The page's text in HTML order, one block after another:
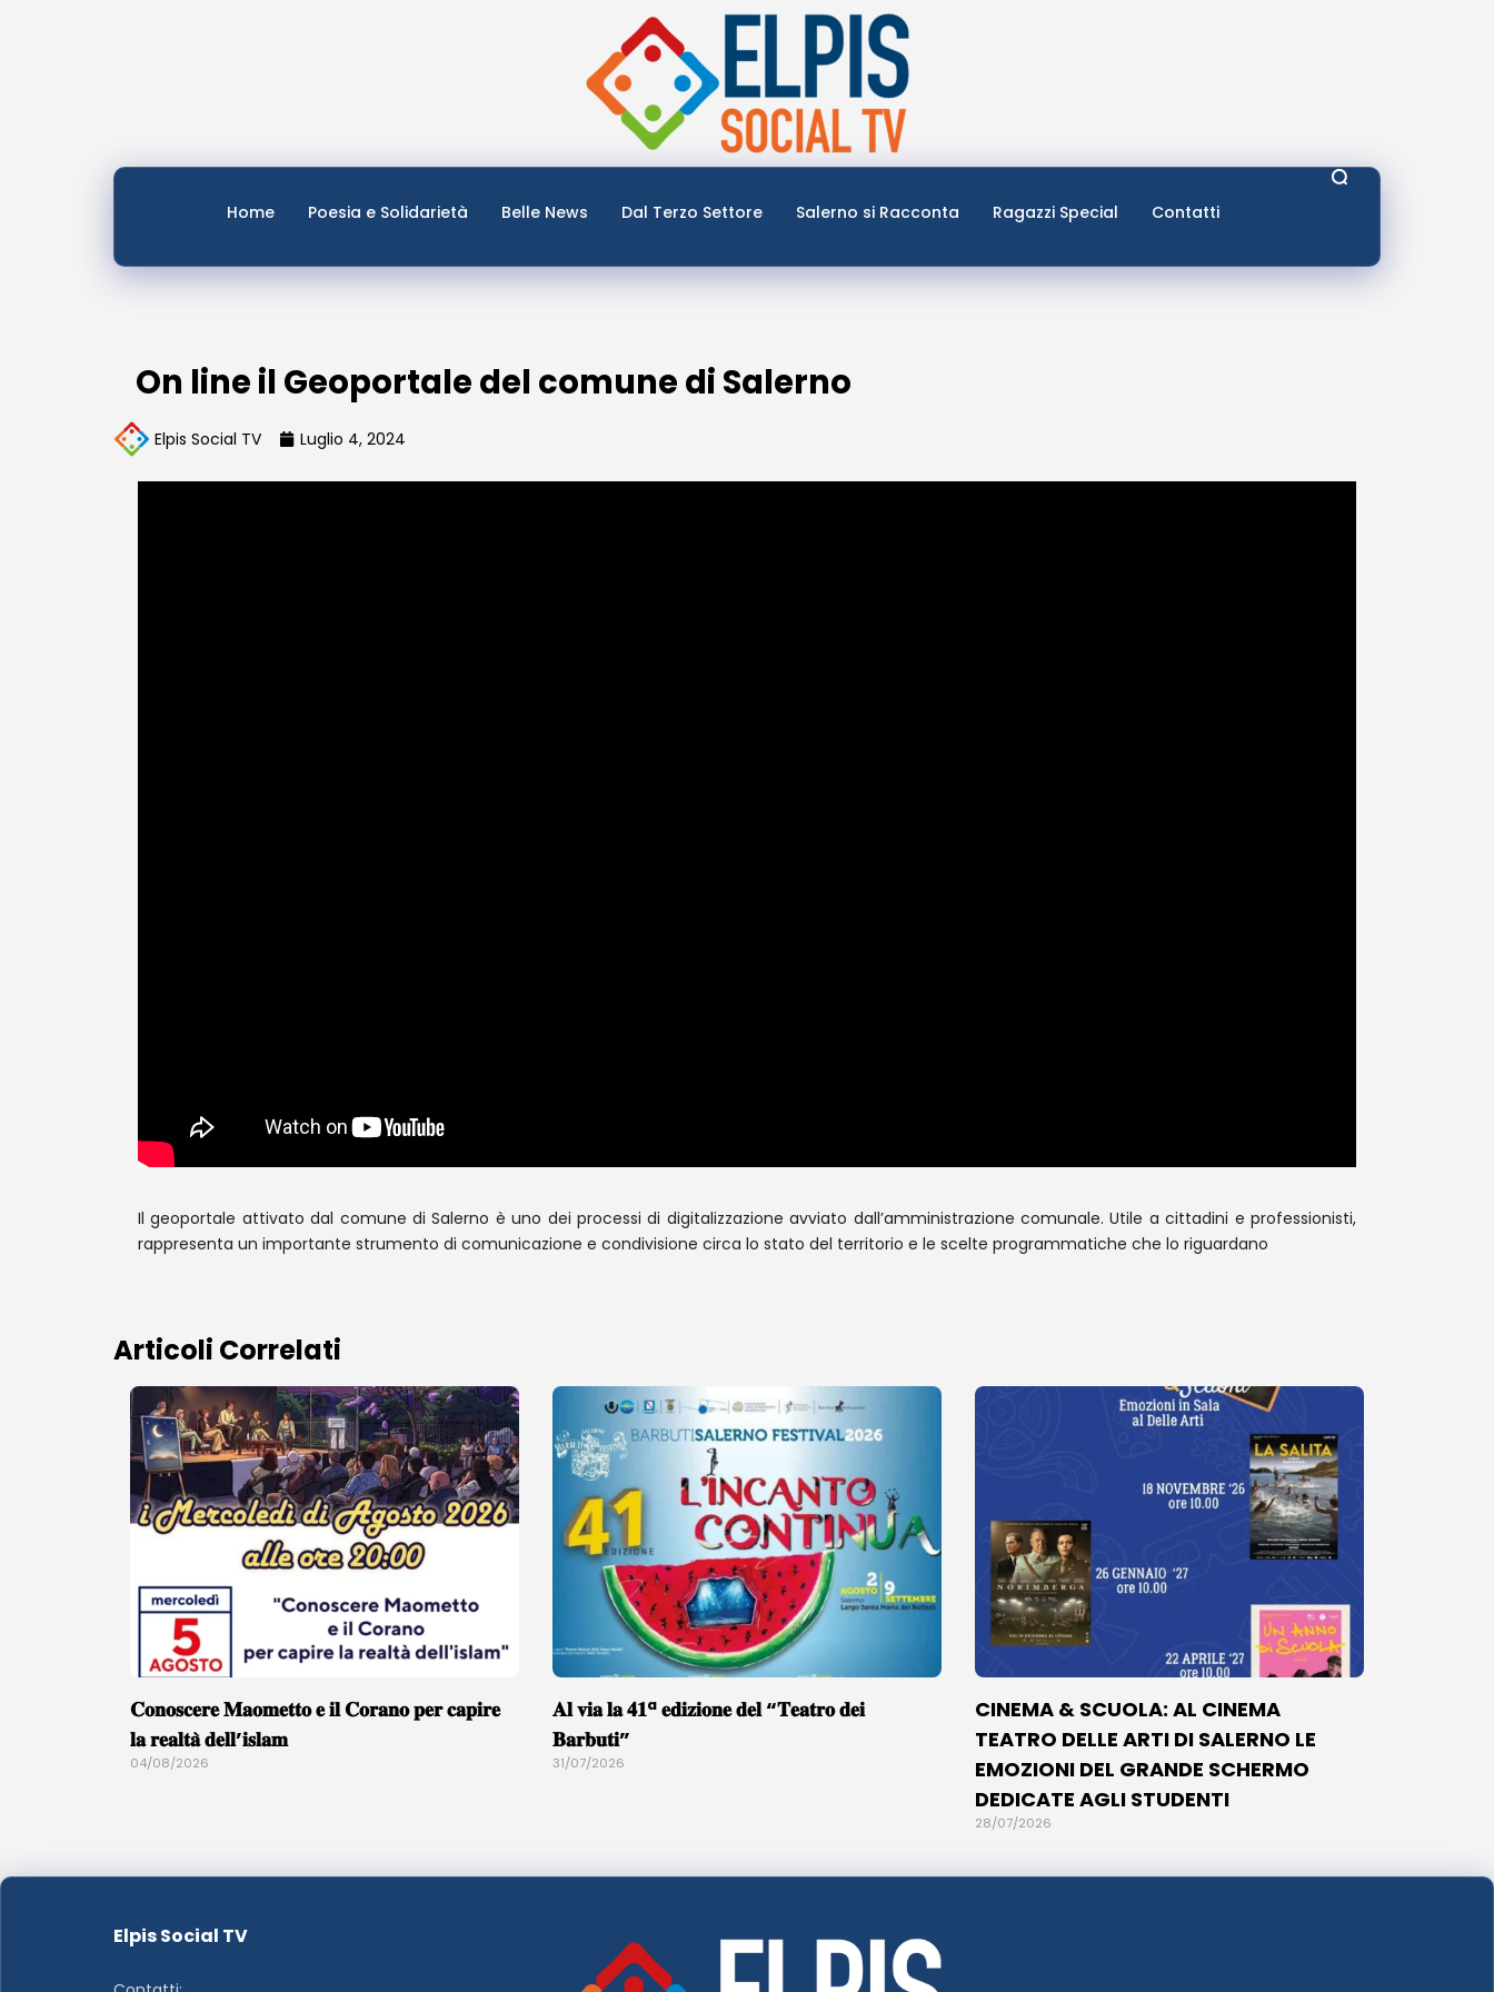
Home Poesia e Solidarietà Belle News Dal Terzo Settore Salerno si Racconta Ragazzi Special Contatti
On line il Geoportale del comune di Salerno
Elpis Social TV Luglio 4, 2024
Il geoportale attivato dal comune di Salerno è uno dei processi di digitalizzazione avviato dall’amministrazione comunale. Utile a cittadini e professionisti,
rappresenta un importante strumento di comunicazione e condivisione circa lo stato del territorio e le scelte programmatiche che lo riguardano
Articoli Correlati
𝐂𝐨𝐧𝐨𝐬𝐜𝐞𝐫𝐞 𝐌𝐚𝐨𝐦𝐞𝐭𝐭𝐨 𝐞 𝐢𝐥 𝐂𝐨𝐫𝐚𝐧𝐨 𝐩𝐞𝐫 𝐜𝐚𝐩𝐢𝐫𝐞
𝐥𝐚 𝐫𝐞𝐚𝐥𝐭𝐚̀ 𝐝𝐞𝐥𝐥’𝐢𝐬𝐥𝐚𝐦
04/08/2026
𝐀𝐥 𝐯𝐢𝐚 𝐥𝐚 𝟒𝟏ª 𝐞𝐝𝐢𝐳𝐢𝐨𝐧𝐞 𝐝𝐞𝐥 “𝐓𝐞𝐚𝐭𝐫𝐨 𝐝𝐞𝐢
𝐁𝐚𝐫𝐛𝐮𝐭𝐢”
31/07/2026
CINEMA & SCUOLA: AL CINEMA
TEATRO DELLE ARTI DI SALERNO LE
EMOZIONI DEL GRANDE SCHERMO
DEDICATE AGLI STUDENTI
28/07/2026
Elpis Social TV